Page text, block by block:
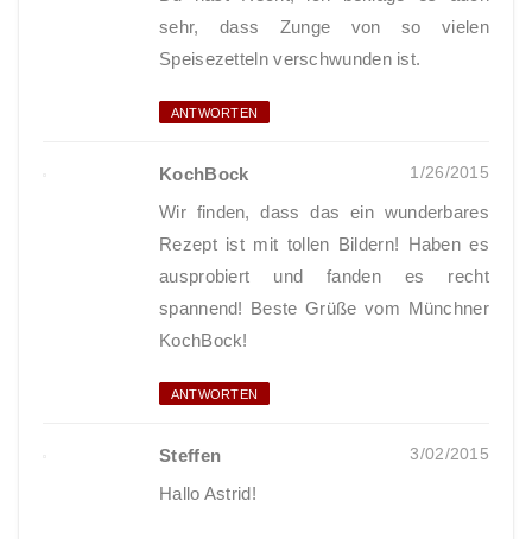
sehr, dass Zunge von so vielen
Speisezetteln verschwunden ist.
ANTWORTEN
KochBock 1/26/2015
Wir finden, dass das ein wunderbares
Rezept ist mit tollen Bildern! Haben es
ausprobiert und fanden es recht
spannend! Beste Grüße vom Münchner
KochBock!
ANTWORTEN
Steffen 3/02/2015
Hallo Astrid!